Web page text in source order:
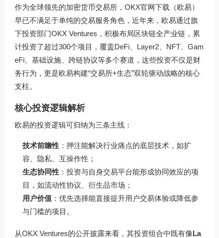
作为全球领先的加密货币交易所， OKX官网下载 （欧易）
早已不满足于单纯的交易服务角色，近年来，欧易通过旗
下投资部门OKX Ventures，积极布局区块链全产业链，累
计投资了超过300个项目，覆盖DeFi、Layer2、NFT、Gam
eFi、基础设施、跨链协议等多个赛道，这些投资不仅是财
务行为，更是欧易构建“交易所+生态”双轮驱动战略的核心
支柱。
核心投资逻辑解析
欧易的投资逻辑可归纳为三条主线：
技术前瞻性 ：押注能解决行业痛点的底层技术，如扩
容、隐私、互操作性；
生态协同性 ：投资与自身交易平台能形成协同效应的项
目，如流动性协议、衍生品市场；
用户价值 ：优先选择能直接提升用户交易体验或降低参
与门槛的项目。
从OKX Ventures的公开披露来看，其投资组合中既有像La